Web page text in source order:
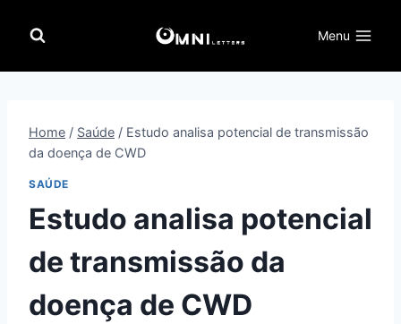
para
Menu
Home / Saúde / Estudo analisa potencial de transmissão
da doença de CWD
SAÚDE
Estudo analisa potencial
de transmissão da
doença de CWD